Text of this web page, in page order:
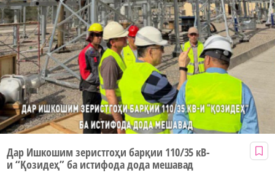
Дар Ишкошим зеристгоҳи барқии 110/35 кВ-
и “Қозидеҳ” ба истифода дода мешавад